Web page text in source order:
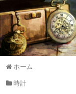
ホーム
時計